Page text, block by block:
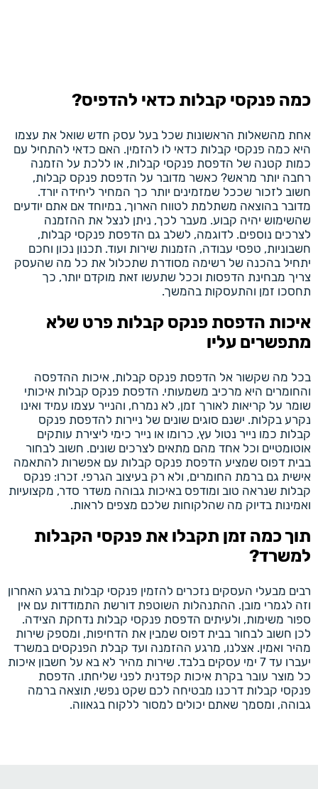
כמה פנקסי קבלות כדאי להדפיס?
אחת מהשאלות הראשונות שכל בעל עסק חדש שואל את עצמו
היא כמה פנקסי קבלות כדאי לו להזמין. האם כדאי להתחיל עם
כמות קטנה של הדפסת פנקסי קבלות, או ללכת על הזמנה
רחבה יותר מראש? כאשר מדובר על הדפסת פנקס קבלות,
חשוב לזכור שככל שמזמינים יותר כך המחיר ליחידה יורד.
מדובר בהוצאה משתלמת לטווח הארוך, במיוחד אם אתם יודעים
שהשימוש יהיה קבוע. מעבר לכך, ניתן לנצל את ההזמנה
לצרכים נוספים. לדוגמה, לשלב גם הדפסת פנקסי קבלות,
חשבוניות, טפסי עבודה, הזמנות שירות ועוד. תכנון נכון וחכם
יתחיל בהכנה של רשימה מסודרת שתכלול את כל מה שהעסק
צריך מבחינת הדפסות וככל שתעשו זאת מוקדם יותר, כך
תחסכו זמן והתעסקות בהמשך.
איכות הדפסת פנקס קבלות פרט שלא
מתפשרים עליו
בכל מה שקשור אל הדפסת פנקס קבלות, איכות ההדפסה
והחומרים היא מרכיב משמעותי. הדפסת פנקס קבלות איכותי
שומר על קריאות לאורך זמן, לא נמרח, והנייר עצמו עמיד ואינו
נקרע בקלות. ישנם סוגים שונים של ניירות להדפסת פנקס
קבלות כמו נייר נטול עץ, כרומו או נייר כימי ליצירת עותקים
אוטומטיים וכל אחד מהם מתאים לצרכים שונים. חשוב לבחור
בבית דפוס שמציע הדפסת פנקס קבלות עם אפשרות להתאמה
אישית גם ברמת החומרים, ולא רק בעיצוב הגרפי. זכרו: פנקס
קבלות שנראה טוב ומודפס באיכות גבוהה משדר סדר, מקצועיות
ואמינות בדיוק מה שהלקוחות שלכם מצפים לראות.
תוך כמה זמן תקבלו את פנקסי הקבלות
למשרד?
רבים מבעלי העסקים נזכרים להזמין פנקסי קבלות ברגע האחרון
וזה לגמרי מובן. ההתנהלות השוטפת דורשת התמודדות עם אין
ספור משימות, ולעיתים הדפסת פנקסי קבלות נדחקת הצידה.
לכן חשוב לבחור בבית דפוס שמבין את הדחיפות, ומספק שירות
מהיר ואמין. אצלנו, מרגע ההזמנה ועד קבלת הפנקסים במשרד
יעברו עד 7 ימי עסקים בלבד. שירות מהיר לא בא על חשבון איכות
כל מוצר עובר בקרת איכות קפדנית לפני שליחתו. הדפסת
פנקסי קבלות דרכנו מבטיחה לכם שקט נפשי, תוצאה ברמה
גבוהה, ומסמך שאתם יכולים למסור ללקוח בגאווה.